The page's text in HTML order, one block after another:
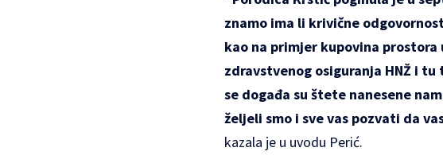
znamo ima li krivične
kao na primjer kupovina prostora
zdravstvenog osiguranja HNŽ i tu
se događa su štete nanesene
željeli smo i sve vas pozvati da
kazala je u uvodu Perić.